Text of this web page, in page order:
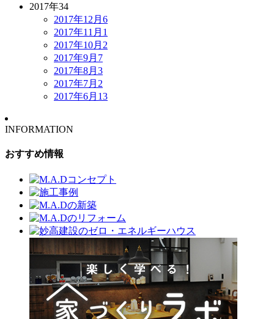
2017年34
2017年12月 6
2017年11月 1
2017年10月 2
2017年9月 7
2017年8月 3
2017年7月 2
2017年6月 13
INFORMATION
おすすめ情報